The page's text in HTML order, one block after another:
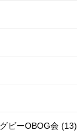
ビーOBOG会 (13)